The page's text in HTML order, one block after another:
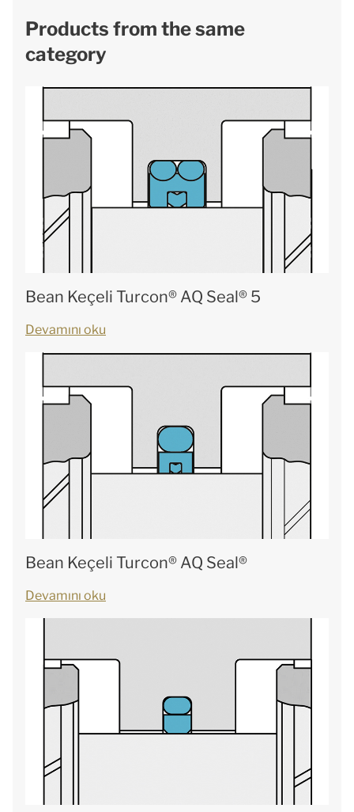
Products from the same
category
Bean Keçeli Turcon® AQ Seal® 5
Devamını oku
Bean Keçeli Turcon® AQ Seal®
Devamını oku